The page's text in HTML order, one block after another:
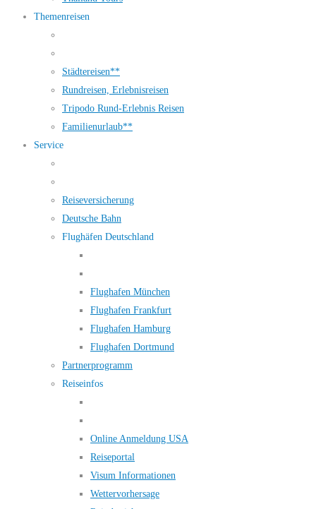
Themenreisen
Städtereisen**
Rundreisen, Erlebnisreisen
Tripodo Rund-Erlebnis Reisen
Familienurlaub**
Service
Reiseversicherung
Deutsche Bahn
Flughäfen Deutschland
Flughafen München
Flughafen Frankfurt
Flughafen Hamburg
Flughafen Dortmund
Partnerprogramm
Reiseinfos
Online Anmeldung USA
Reiseportal
Visum Informationen
Wettervorhersage